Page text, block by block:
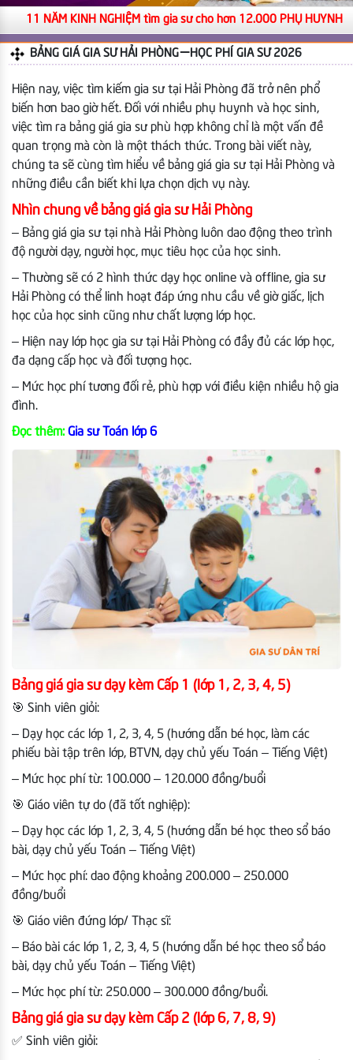
11 NĂM KINH NGHIỆM tìm gia sư cho hơn 12.000 PHỤ HUYNH
BẢNG GIÁ GIA SƯ HẢI PHÒNG | HỌC PHÍ GIA SƯ 2026
Hiện nay, việc tìm kiếm gia sư tại Hải Phòng đã trở nên phổ
biến hơn bao giờ hết. Đối với nhiều phụ huynh và học sinh,
việc tìm ra bảng giá gia sư phù hợp không chỉ là một vấn đề
quan trọng mà còn là một thách thức. Trong bài viết này,
chúng ta sẽ cùng tìm hiểu về bảng giá gia sư tại Hải Phòng và
những điều cần biết khi lựa chọn dịch vụ này.
Nhìn chung về bảng giá gia sư Hải Phòng
– Bảng giá gia sư tại nhà Hải Phòng luôn dao động theo trình
độ người dạy, người học, mục tiêu học của học sinh.
– Thường sẽ có 2 hình thức dạy học online và offline, gia sư
Hải Phòng có thể linh hoạt đáp ứng nhu cầu về giờ giấc, lịch
học của học sinh cũng như chất lượng lớp học.
– Hiện nay lớp học gia sư tại Hải Phòng có đầy đủ các lớp học,
đa dạng cấp học và đối tượng học.
– Mức học phí tương đối rẻ, phù hợp với điều kiện nhiều hộ gia
đình.
Đọc thêm: Gia sư Toán lớp 6
Bảng giá gia sư dạy kèm Cấp 1 (lớp 1, 2, 3, 4, 5)
🎯 Sinh viên giỏi:
– Dạy học các lớp 1, 2, 3, 4, 5 (hướng dẫn bé học, làm các
phiếu bài tập trên lớp, BTVN, dạy chủ yếu Toán – Tiếng Việt)
– Mức học phí từ: 100.000 – 120.000 đồng/buổi
🎯 Giáo viên tự do (đã tốt nghiệp):
– Dạy học các lớp 1, 2, 3, 4, 5 (hướng dẫn bé học theo sổ báo
bài, dạy chủ yếu Toán – Tiếng Việt)
– Mức học phí: dao động khoảng 200.000 – 250.000
đồng/buổi
🎯 Giáo viên đứng lớp/ Thạc sĩ:
– Báo bài các lớp 1, 2, 3, 4, 5 (hướng dẫn bé học theo sổ báo
bài, dạy chủ yếu Toán – Tiếng Việt)
– Mức học phí từ: 250.000 – 300.000 đồng/buổi.
Bảng giá gia sư dạy kèm Cấp 2 (lớp 6, 7, 8, 9)
✅ Sinh viên giỏi: